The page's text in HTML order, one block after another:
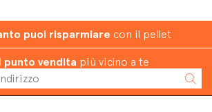
puoi risparmiare con il pellet
punto vendita più vicino a te